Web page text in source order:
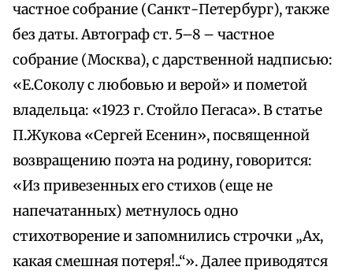
частное собрание (Санкт-Петербург), также
без даты. Автограф ст. 5–8 – частное
собрание (Москва), с дарственной надписью:
«Е.Соколу с любовью и верой» и пометой
владельца: «1923 г. Стойло Пегаса». В статье
П.Жукова «Сергей Есенин», посвященной
возвращению поэта на родину, говорится:
«Из привезенных его стихов (еще не
напечатанных) метнулось одно
стихотворение и запомнились строчки „Ах,
какая смешная потеря!..“». Далее приводятся